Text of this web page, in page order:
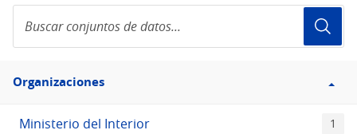
conjuntos
de
Filtro
Organizaciones
Organizaciones
Ministerio del Interior 1